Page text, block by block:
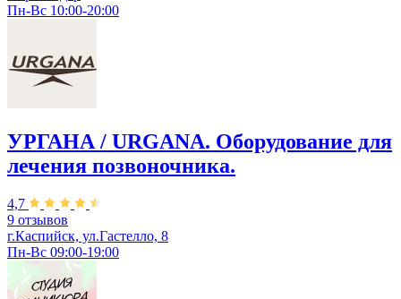
Пн-Вс 10:00-20:00
УРГАНА / URGANA. Оборудование для
лечения позвоночника.
4,7
9 отзывов
г.Каспийск, ул.Гастелло, 8
Пн-Вс 09:00-19:00